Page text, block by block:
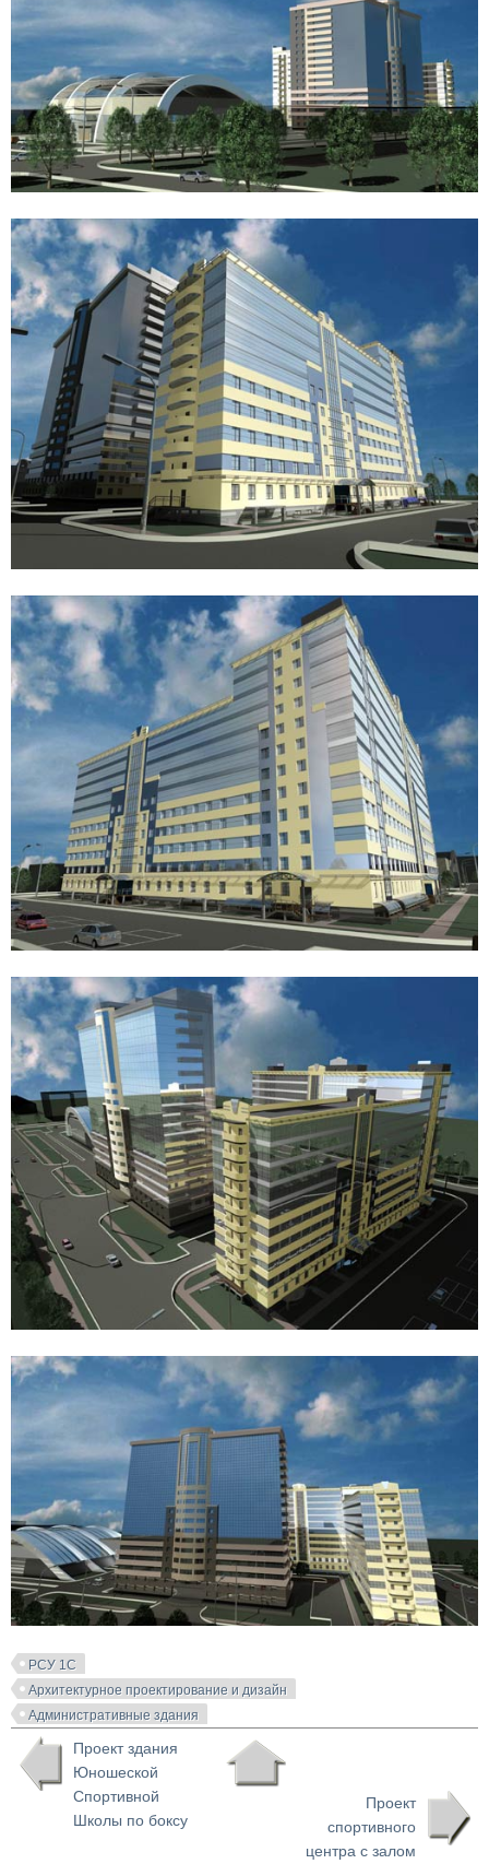
РСУ 1С
Архитектурное проектирование и дизайн
Административные здания
Проект здания
Юношеской
Спортивной
Школы по боксу
Проект
спортивного
центра с залом